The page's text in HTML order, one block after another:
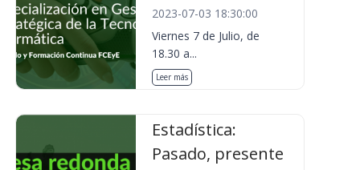
2023-07-03 18:30:00
Viernes 7 de Julio, de
18.30 a...
Leer más
Estadística:
Pasado, presente